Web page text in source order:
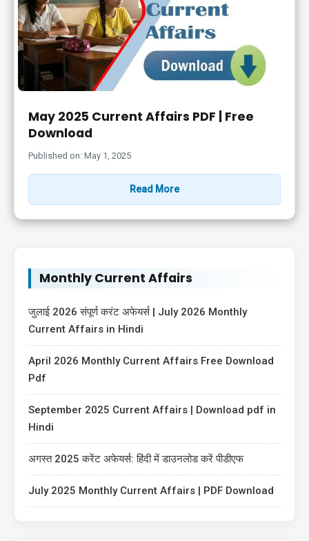
May 2025 Current Affairs PDF | Free
Download
Published on: May 1, 2025
Read More
Monthly Current Affairs
जुलाई 2026 संपूर्ण करंट अफेयर्स | July 2026 Monthly
Current Affairs in Hindi
April 2026 Monthly Current Affairs Free Download
Pdf
September 2025 Current Affairs | Download pdf in
Hindi
अगस्त 2025 करेंट अफेयर्स: हिंदी में डाउनलोड करें पीडीएफ
July 2025 Monthly Current Affairs | PDF Download